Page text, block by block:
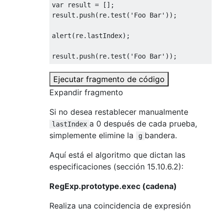
var result =
[];
result . push( re.test ( 'Foo Bar' ));
alert ( re. lastIndex);
result . push( re.test ( 'Foo Bar' ));
Ejecutar fragmento de código
Expandir fragmento
Si no desea restablecer manualmente
lastIndex a 0 después de cada prueba,
simplemente elimine la
g bandera.
Aquí está el algoritmo que dictan las
especificaciones (sección 15.10.6.2):
RegExp.prototype.exec (cadena)
Realiza una coincidencia de expresión